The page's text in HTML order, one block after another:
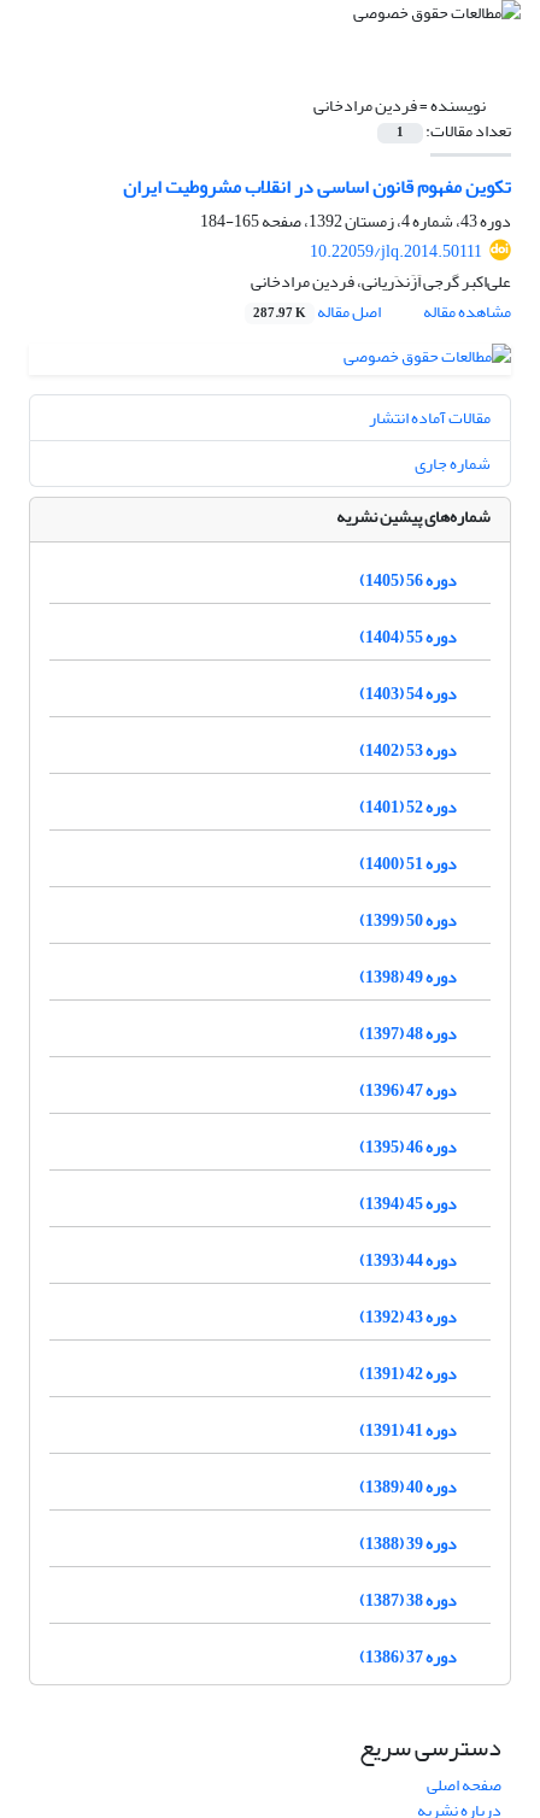
نویسنده =فردین مرادخانی
تعداد مقالات: 1
تکوین مفهوم قانون اساسی در انقلاب مشروطیت ایران
دوره 43، شماره 4، زمستان 1392، صفحه
165-184
10.22059/jlq.2014.50111
علی‌اکبر گرجی اَزَندَریانی، فردین مرادخانی
مشاهده مقاله
اصل مقاله 287.97 K
مقالات آماده انتشار
شماره جاری
شماره‌های پیشین نشریه
دوره 56 (1405)
دوره 55 (1404)
دوره 54 (1403)
دوره 53 (1402)
دوره 52 (1401)
دوره 51 (1400)
دوره 50 (1399)
دوره 49 (1398)
دوره 48 (1397)
دوره 47 (1396)
دوره 46 (1395)
دوره 45 (1394)
دوره 44 (1393)
دوره 43 (1392)
دوره 42 (1391)
دوره 41 (1391)
دوره 40 (1389)
دوره 39 (1388)
دوره 38 (1387)
دوره 37 (1386)
دسترسی سریع
صفحه اصلی
درباره نشریه